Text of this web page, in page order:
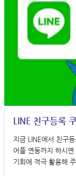
LINE 친구등록
지금 LINE에서 친구
어플 연동까지 하시
기회에 적극 활용해 주